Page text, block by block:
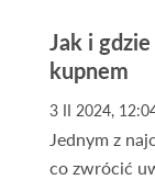
Jak i
kupnem
3 II 2024,
Jednym z
co zwrócić